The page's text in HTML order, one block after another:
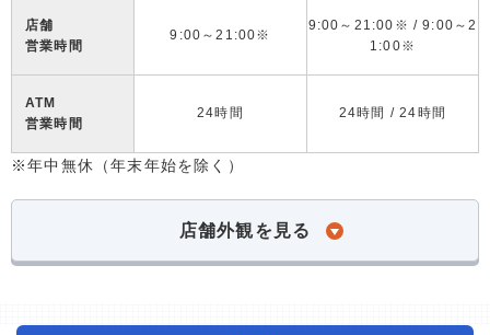
店舗
営業時間
9:00～21:00※
9:00～21:00※ / 9:00～2
1:00※
ATM
営業時間
24時間 24時間 / 24時間
※年中無休（年末年始を除く）
店舗外観を見る